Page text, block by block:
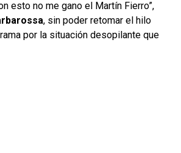
esto no me gano el Martín Fierro”,
, sin poder retomar el hilo
por la situación desopilante que